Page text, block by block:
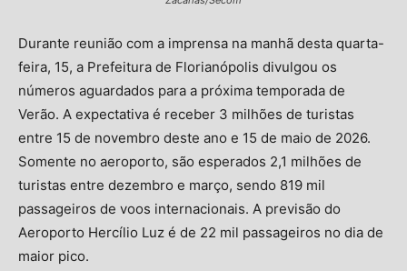
Durante reunião com a imprensa na manhã desta quarta-
feira, 15, a Prefeitura de Florianópolis divulgou os
números aguardados para a próxima temporada de
Verão. A expectativa é receber 3 milhões de turistas
entre 15 de novembro deste ano e 15 de maio de 2026.
Somente no aeroporto, são esperados 2,1 milhões de
turistas entre dezembro e março, sendo 819 mil
passageiros de voos internacionais. A previsão do
Aeroporto Hercílio Luz é de 22 mil passageiros no dia de
maior pico.